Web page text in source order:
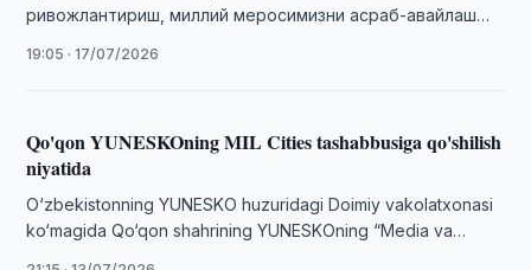
ривожлантириш, миллий меросимизни асраб-авайлаш
лойиҳа ва тадбирлар …
19:05 · 17/07/2026
Qo'qon YUNESKOning MIL Cities tashabbusiga qo'shilish
niyatida
O‘zbekistonning YUNESKO huzuridagi Doimiy vakolatxonasi
ko‘magida Qo‘qon shahrining YUNESKOning “Media va